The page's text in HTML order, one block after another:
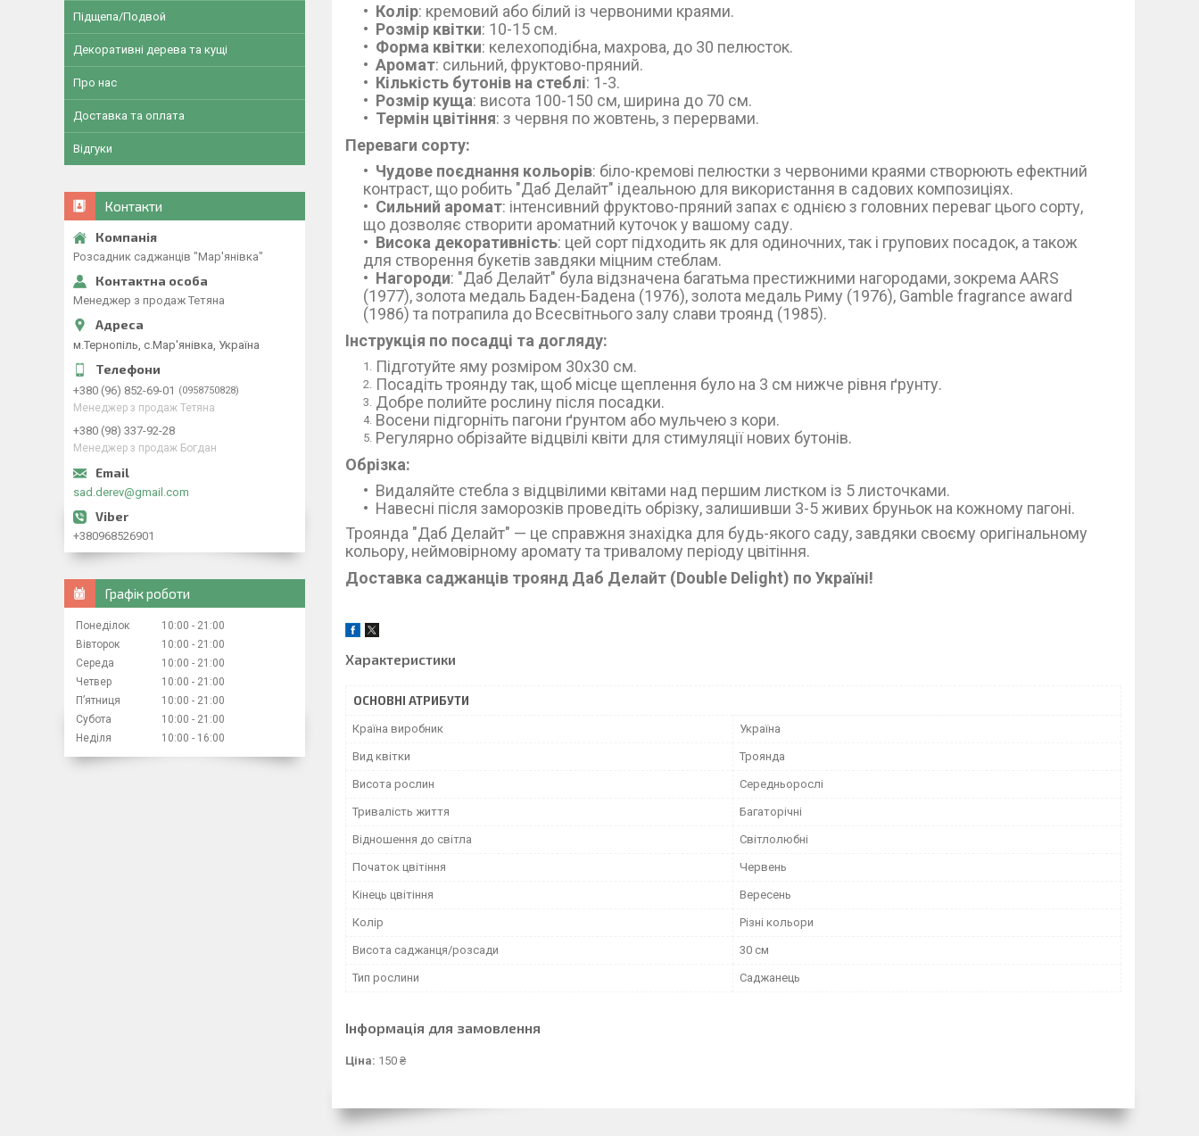
Колір: кремовий або білий із червоними краями.
Розмір квітки: 10-15 см.
Форма квітки: келехоподібна, махрова, до 30 пелюсток.
Аромат: сильний, фруктово-пряний.
Кількість бутонів на стеблі: 1-3.
Розмір куща: висота 100-150 см, ширина до 70 см.
Термін цвітіння: з червня по жовтень, з перервами.
Переваги сорту:
Чудове поєднання кольорів: біло-кремові пелюстки з червоними краями створюють ефектний
контраст, що робить "Даб Делайт" ідеальною для використання в садових композиціях.
Сильний аромат: інтенсивний фруктово-пряний запах є однією з головних переваг цього сорту,
що дозволяє створити ароматний куточок у вашому саду.
Висока декоративність: цей сорт підходить як для одиночних, так і групових посадок, а також
для створення букетів завдяки міцним стеблам.
Нагороди: "Даб Делайт" була відзначена багатьма престижними нагородами, зокрема AARS
(1977), золота медаль Баден-Бадена (1976), золота медаль Риму (1976), Gamble fragrance award
(1986) та потрапила до Всесвітнього залу слави троянд (1985).
Інструкція по посадці та догляду:
Підготуйте яму розміром 30х30 см.
Посадіть троянду так, щоб місце щеплення було на 3 см нижче рівня ґрунту.
Добре полийте рослину після посадки.
Восени підгорніть пагони ґрунтом або мульчею з кори.
Регулярно обрізайте відцвілі квіти для стимуляції нових бутонів.
Обрізка:
Видаляйте стебла з відцвілими квітами над першим листком із 5 листочками.
Навесні після заморозків проведіть обрізку, залишивши 3-5 живих бруньок на кожному пагоні.
Троянда "Даб Делайт" — це справжня знахідка для будь-якого саду, завдяки своєму оригінальному
кольору, неймовірному аромату та тривалому періоду цвітіння.
Доставка саджанців троянд Даб Делайт (Double Delight) по Україні!
Характеристики
ОСНОВНІ АТРИБУТИ
Країна виробник Україна
Вид квітки Троянда
Висота рослин Середньорослі
Тривалість життя Багаторічні
Відношення до світла Світлолюбні
Початок цвітіння Червень
Кінець цвітіння Вересень
Колір Різні кольори
Висота саджанця/розсади 30 см
Тип рослини Саджанець
Інформація для замовлення
Ціна: 150 ₴
Підщепа/Подвой
Декоративні дерева та кущі
Про нас
Доставка та оплата
Відгуки
Контакти
Розсадник саджанців "Мар'янівка"
Менеджер з продаж Тетяна
м.Тернопіль, с.Мар'янівка, Україна
+380 (96) 852-69-01 0958750828
Менеджер з продаж Тетяна
+380 (98) 337-92-28
Менеджер з продаж Богдан
sad.derev@gmail.com
+380968526901
Графік роботи
Понеділок 10:00
21:00
Вівторок
10:00
21:00
Середа
10:00
21:00
Четвер
10:00
21:00
Пʼятниця
10:00
21:00
Субота
10:00
21:00
Неділя
10:00 16:00